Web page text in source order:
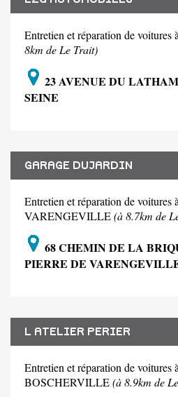
Entretien et réparation de
8km de Le Trait)
23 AVENUE DU
SEINE
GARAGE DUJARDIN
Entretien et réparation de
VARENGEVILLE(à 8.7km de
68 CHEMIN DE LA
PIERRE DE
L ATELIER PERIER
Entretien et réparation de
BOSCHERVILLE(à 8.9km de